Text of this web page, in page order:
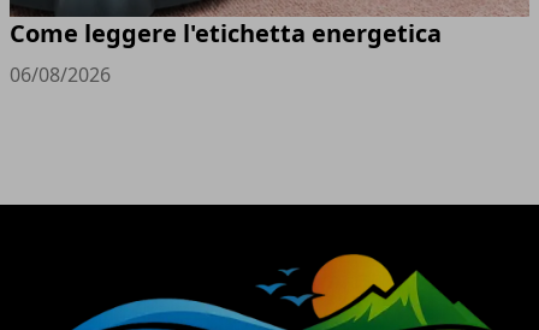
Come leggere l'etichetta energetica
06/08/2026